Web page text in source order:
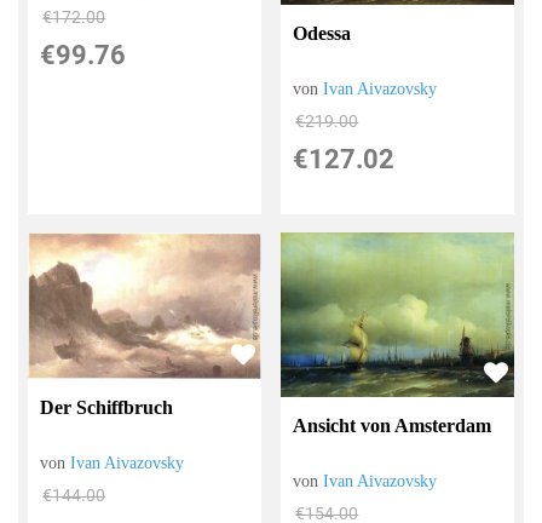
€172.00
€99.76
Odessa
vonIvan Aivazovsky
€219.00
€127.02
Der Schiffbruch
vonIvan Aivazovsky
€144.00
Ansicht von Amsterdam
vonIvan Aivazovsky
€154.00